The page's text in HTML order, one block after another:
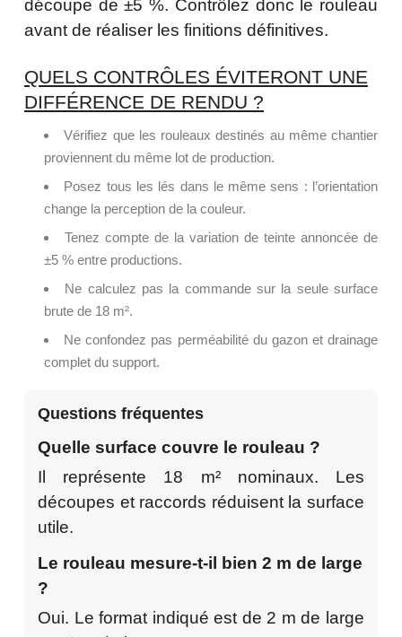
découpe de ±5 %. Contrôlez donc le rouleau
avant de réaliser les finitions définitives.
QUELS CONTRÔLES ÉVITERONT UNE
DIFFÉRENCE DE RENDU ?
Vérifiez que les rouleaux destinés au même chantier
proviennent du même lot de production.
Posez tous les lés dans le même sens : l’orientation
change la perception de la couleur.
Tenez compte de la variation de teinte annoncée de
±5 % entre productions.
Ne calculez pas la commande sur la seule surface
brute de 18 m².
Ne confondez pas perméabilité du gazon et drainage
complet du support.
Questions fréquentes
Quelle surface couvre le rouleau ?
Il représente 18 m² nominaux. Les
découpes et raccords réduisent la surface
utile.
Le rouleau mesure-t-il bien 2 m de large
?
Oui. Le format indiqué est de 2 m de large